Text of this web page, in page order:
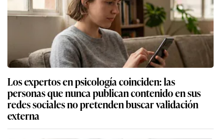
Los expertos en psicología coinciden: las
personas que nunca publican contenido en sus
redes sociales no pretenden buscar validación
externa